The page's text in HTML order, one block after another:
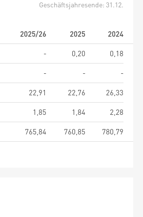
Geschäftsjahresende: 31.12.
2025/26 2025
2024
- 0,20
0,18
- -
-
22,91 22,76
26,33
1,85 1,84
2,28
765,84 760,85 780,79